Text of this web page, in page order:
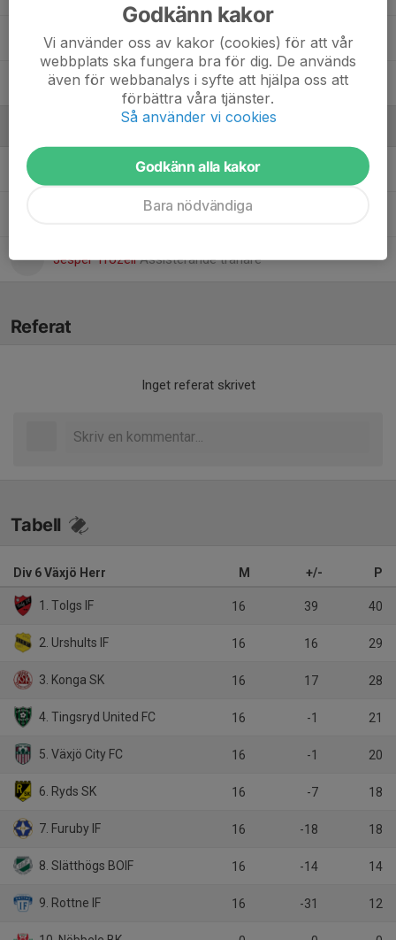
Nikolas N Gårdemark
Sebastian Nilsson
David Avila AbaloHuvudtränare
Håkan PerssonLagledare
Jesper TrozellAssisterande tränare
Referat
Inget referat skrivet
Tabell
Div 6 Växjö Herr M +/- P
1. Tolgs IF 16 39 40
2. Urshults IF 16 16 29
3. Konga SK 16 17 28
4. Tingsryd United FC 16 -1 21
5. Växjö City FC 16 -1 20
6. Ryds SK 16 -7 18
7. Furuby IF 16 -18 18
8. Slätthögs BOIF 16 -14 14
9. Rottne IF 16 -31 12
Godkänn kakor
Vi använder oss av kakor (cookies) för att vår
webbplats ska fungera bra för dig. De används
även för webbanalys i syfte att hjälpa oss att
förbättra våra tjänster.
Så använder vi cookies
Godkänn alla kakor
Bara nödvändiga